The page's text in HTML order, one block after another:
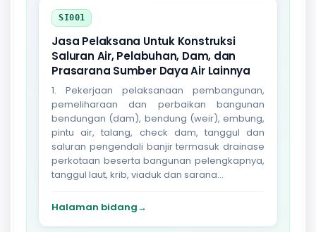
SI001
Jasa Pelaksana Untuk Konstruksi
Saluran Air, Pelabuhan, Dam, dan
Prasarana Sumber Daya Air Lainnya
1. Pekerjaan pelaksanaan pembangunan,
pemeliharaan dan perbaikan bangunan
bendungan (dam), bendung (weir), embung,
pintu air, talang, check dam, tanggul dan
saluran pengendali banjir termasuk drainase
perkotaan beserta bangunan pelengkapnya,
tanggul laut, krib, viaduk dan sarana...
Halaman bidang→